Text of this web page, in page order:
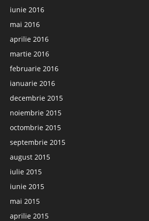
iunie 2016
mai 2016
aprilie 2016
martie 2016
februarie 2016
ianuarie 2016
decembrie 2015
noiembrie 2015
octombrie 2015
septembrie 2015
august 2015
iulie 2015
iunie 2015
mai 2015
aprilie 2015